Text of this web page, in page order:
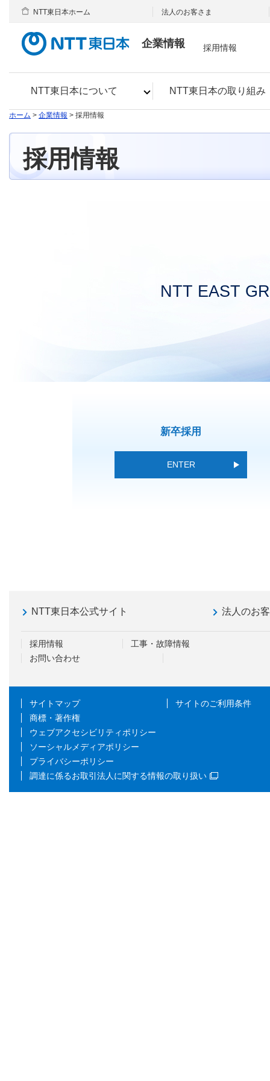
企業情報
NTT東日本について NTT東日本の取り組み
NTT東日本ホーム 法人のお客さま
採用情報
ホーム > 企業情報 > 採用情報
採用情報
NTT EAST
新卒採用
ENTER
NTT東日本公式サイト 法人のお
採用情報
工事・故障情報
お問い合わせ
サイトマップ
サイトのご利用条件
商標・著作権
ウェブアクセシビリティポリシー
ソーシャルメディアポリシー
プライバシーポリシー
調達に係るお取引法人に関する情報の取り扱い